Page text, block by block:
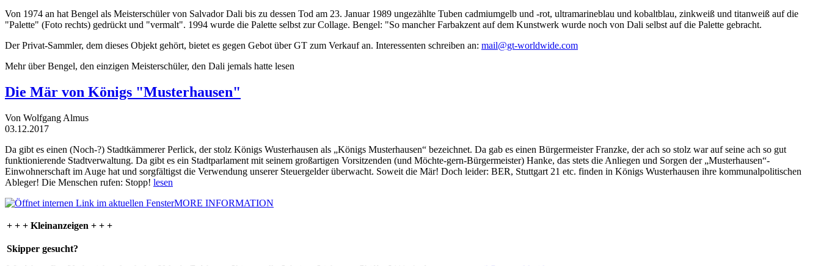
Von 1974 an hat Bengel als Meisterschüler von Salvador Dali bis zu dessen Tod am 23. Januar 1989 ungezählte Tuben cadmiumgelb und -rot, ultramarineblau und kobaltblau, zinkweiß und titanweiß auf die
"Palette" (Foto rechts) gedrückt und "vermalt". 1994 wurde die Palette selbst zur Collage. Bengel: "So mancher Farbakzent auf dem Kunstwerk wurde noch von Dali selbst auf die Palette gebracht.
Der Privat-Sammler, dem dieses Objekt gehört, bietet es gegen Gebot über GT zum Verkauf an. Interessenten schreiben an: mail@gt-worldwide.com
Mehr über Bengel, den einzigen Meisterschüler, den Dali jemals hatte lesen
Die Mär von Königs "Musterhausen"
Von Wolfgang Almus
03.12.2017
Da gibt es einen (Noch-?) Stadtkämmerer Perlick, der stolz Königs Wusterhausen als „Königs Musterhausen“ bezeichnet. Da gab es einen Bürgermeister Franzke, der ach so stolz war auf seine ach so gut
funktionierende Stadtverwaltung. Da gibt es ein Stadtparlament mit seinem großartigen Vorsitzenden (und Möchte-gern-Bürgermeister) Hanke, das stets die Anliegen und Sorgen der „Musterhausen“-
Einwohnerschaft im Auge hat und sorgfältigst die Verwendung unserer Steuergelder überwacht. Soweit die Mär! Doch leider: BER, Stuttgart 21 etc. finden in Königs Wusterhausen ihre kommunalpolitischen
Ableger! Die Menschen rufen: Stopp! lesen
MORE INFORMATION
+ + + Kleinanzeigen + + +
Skipper gesucht?